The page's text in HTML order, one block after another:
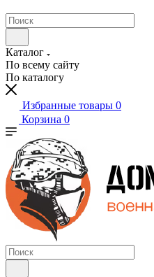
Каталог
По всему сайту
По каталогу
Избранные товары 0
Корзина 0